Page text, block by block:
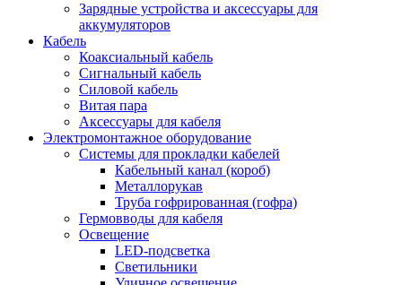
Зарядные устройства и аксессуары для
аккумуляторов
Кабель
Коаксиальный кабель
Сигнальный кабель
Силовой кабель
Витая пара
Аксессуары для кабеля
Электромонтажное оборудование
Системы для прокладки кабелей
Кабельный канал (короб)
Металлорукав
Труба гофрированная (гофра)
Гермовводы для кабеля
Освещение
LED-подсветка
Светильники